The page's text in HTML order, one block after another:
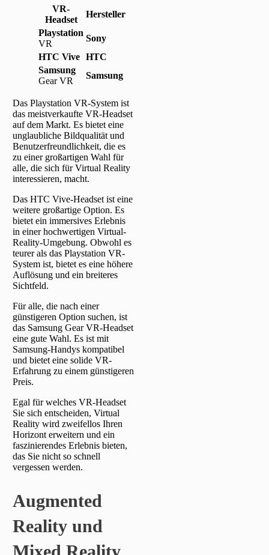
VR-
Headset
Hersteller
Playstation
VR
Sony
HTC Vive HTC
Samsung
Gear VR
Samsung
Das Playstation VR-System ist
das meistverkaufte VR-Headset
auf dem Markt. Es bietet eine
unglaubliche Bildqualität und
Benutzerfreundlichkeit, die es
zu einer großartigen Wahl für
alle, die sich für Virtual Reality
interessieren, macht.
Das HTC Vive-Headset ist eine
weitere großartige Option. Es
bietet ein immersives Erlebnis
in einer hochwertigen Virtual-
Reality-Umgebung. Obwohl es
teurer als das Playstation VR-
System ist, bietet es eine höhere
Auflösung und ein breiteres
Sichtfeld.
Für alle, die nach einer
günstigeren Option suchen, ist
das Samsung Gear VR-Headset
eine gute Wahl. Es ist mit
Samsung-Handys kompatibel
und bietet eine solide VR-
Erfahrung zu einem günstigeren
Preis.
Egal für welches VR-Headset
Sie sich entscheiden, Virtual
Reality wird zweifellos Ihren
Horizont erweitern und ein
faszinierendes Erlebnis bieten,
das Sie nicht so schnell
vergessen werden.
Augmented
Reality und